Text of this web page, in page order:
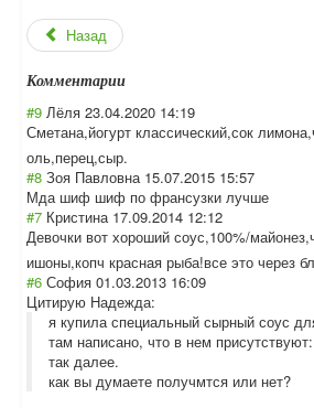
Назад
Комментарии
#9 Лёля 23.04.2020 14:19
Сметана,йогурт классический,сок
оль,перец,сыр.
#8 Зоя Павловна 15.07.2015 15:57
Мда шиф шиф по франсузки лучше
#7 Кристина 17.09.2014 12:12
Девочки вот хороший соус,100%/майон
ишоны,копч красная рыба!все это через
#6 София 01.03.2013 16:09
Цитирую Надежда:
я купила специальный сырный соус
там написано, что в нем
так далее.
как вы думаете получмтся или нет?